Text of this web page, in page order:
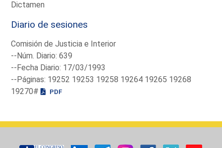
Dictamen
Diario de sesiones
Comisión de Justicia e Interior
--Núm. Diario: 639
--Fecha Diario: 17/03/1993
--Páginas: 19252 19253 19258 19264 19265 19268
19270#
PDF